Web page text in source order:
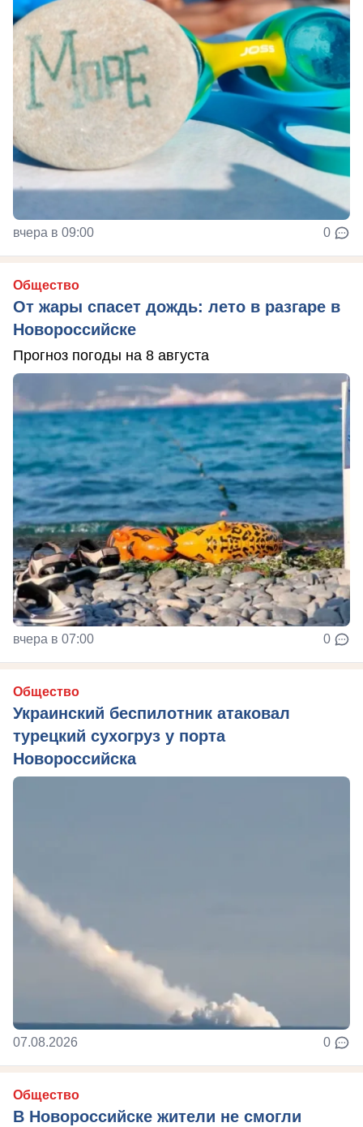
вчера в 09:00 0
Общество
От жары спасет дождь: лето в разгаре в
Новороссийске
Прогноз погоды на 8 августа
вчера в 07:00 0
Общество
Украинский беспилотник атаковал
турецкий сухогруз у порта
Новороссийска
07.08.2026 0
Общество
В Новороссийске жители не смогли